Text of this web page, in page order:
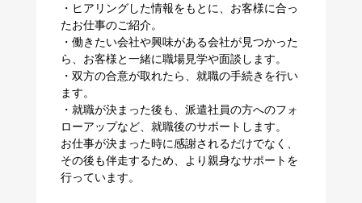
・ヒアリングした情報をもとに、お客様に合っ
たお仕事のご紹介。
・働きたい会社や興味がある会社が見つかった
ら、お客様と一緒に職場見学や面談します。
・双方の合意が取れたら、就職の手続きを行い
ます。
・就職が決まった後も、派遣社員の方へのフォ
ローアップなど、就職後のサポートします。
お仕事が決まった時に感謝されるだけでなく、
その後も伴走するため、より親身なサポートを
行っています。